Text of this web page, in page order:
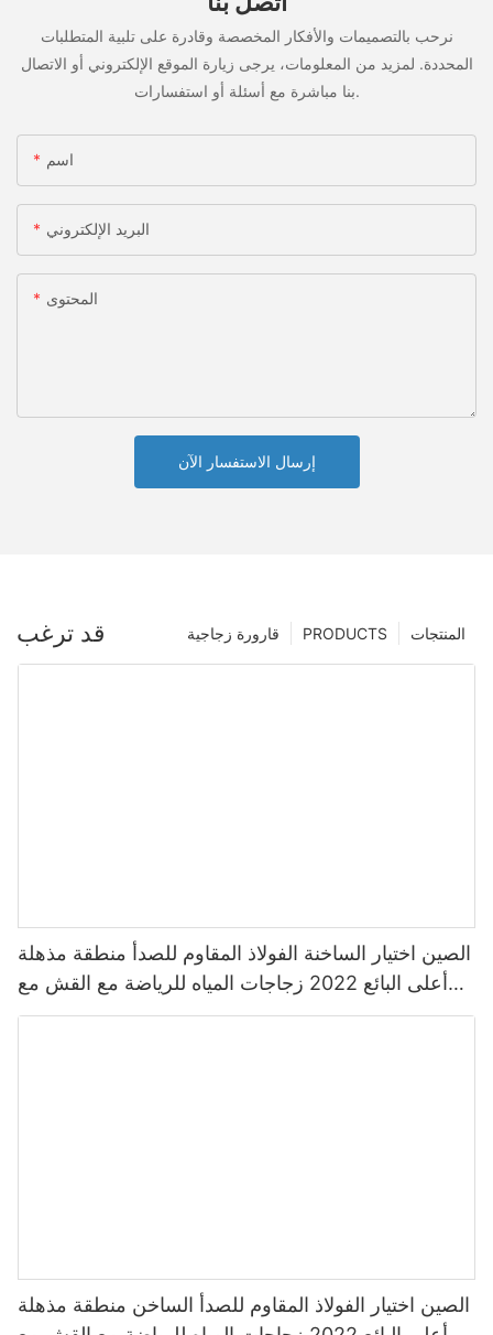
نرحب بالتصميمات والأفكار المخصصة وقادرة على تلبية المتطلبات
المحددة. لمزيد من المعلومات، يرجى زيارة الموقع الإلكتروني أو الاتصال
بنا مباشرة مع أسئلة أو استفسارات.
اسم
البريد الإلكتروني
المحتوى
إرسال الاستفسار الآن
قد ترغب المنتجات PRODUCTS قارورة زجاجية
الصين اختيار الساخنة الفولاذ المقاوم للصدأ منطقة مذهلة
أعلى البائع 2022 زجاجات المياه للرياضة مع القش مع
لون مخصص
الصين اختيار الفولاذ المقاوم للصدأ الساخن منطقة مذهلة